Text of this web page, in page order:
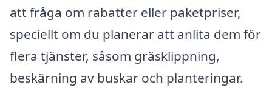
att fråga om rabatter eller paketpriser,
speciellt om du planerar att anlita dem för
flera tjänster, såsom gräsklippning,
beskärning av buskar och planteringar.